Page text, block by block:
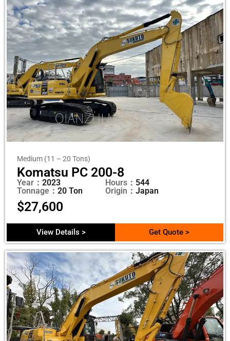
Medium (11 – 20 Tons)
Komatsu PC 200-8
Year： 2023
Tonnage： 20 Ton
Hours： 544
Origin： Japan
$27,600
View Details > Get Quote >